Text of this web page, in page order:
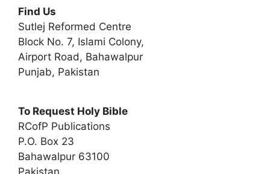
Find Us
Sutlej Reformed Centre
Block No. 7, Islami Colony,
Airport Road, Bahawalpur
Punjab, Pakistan
To Request Holy Bible
RCofP Publications
P.O. Box 23
Bahawalpur 63100